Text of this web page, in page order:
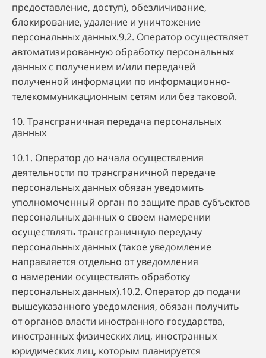
предоставление, доступ), обезличивание,
блокирование, удаление и уничтожение
персональных данных.9.2. Оператор осуществляет
автоматизированную обработку персональных
данных с получением и/или передачей
полученной информации по информационно-
телекоммуникационным сетям или без таковой.
10. Трансграничная передача персональных
данных
10.1. Оператор до начала осуществления
деятельности по трансграничной передаче
персональных данных обязан уведомить
уполномоченный орган по защите прав субъектов
персональных данных о своем намерении
осуществлять трансграничную передачу
персональных данных (такое уведомление
направляется отдельно от уведомления
о намерении осуществлять обработку
персональных данных).10.2. Оператор до подачи
вышеуказанного уведомления, обязан получить
от органов власти иностранного государства,
иностранных физических лиц, иностранных
юридических лиц, которым планируется